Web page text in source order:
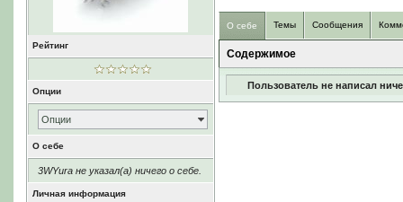
Рейтинг
Опции
Опции
О себе
3WYura не указал(а) ничего о себе.
Личная информация
О себе Темы Сообщения
Содержимое
Пользователь не написал